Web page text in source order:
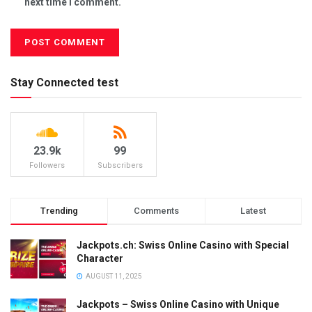
next time I comment.
Stay Connected test
23.9k
Followers
99
Subscribers
Trending Comments Latest
Jackpots.ch: Swiss Online Casino with Special
Character
AUGUST 11, 2025
Jackpots – Swiss Online Casino with Unique